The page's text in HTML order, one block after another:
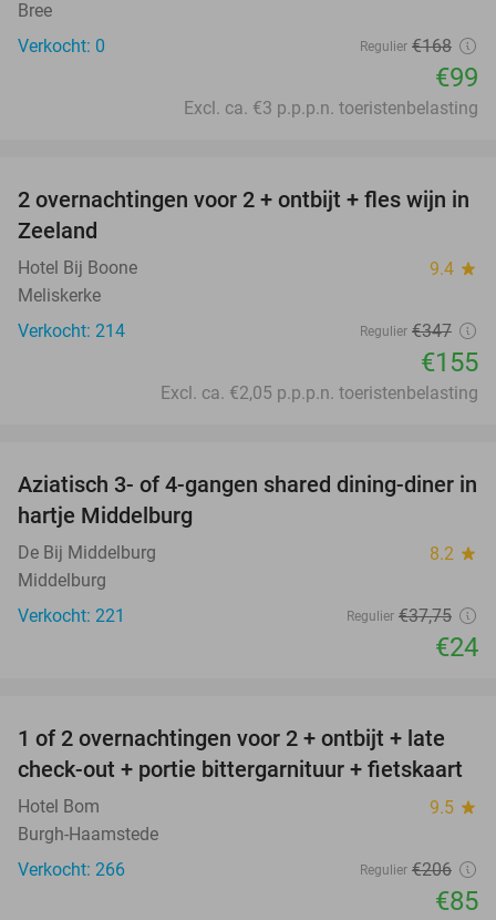
Bree
Verkocht: 0
Regulier €168
€99
Excl. ca. €3 p.p.p.n. toeristenbelasting
55%
2 overnachtingen voor 2 + ontbijt + fles wijn in
Zeeland
Hotel Bij Boone 9.4 star
Meliskerke
Verkocht: 214
Regulier €347
€155
Excl. ca. €2,05 p.p.p.n. toeristenbelasting
36%
Aziatisch 3- of 4-gangen shared dining-diner in
hartje Middelburg
De Bij Middelburg 8.2 star
Middelburg
Verkocht: 221
Regulier €37,75
€24
59%
1 of 2 overnachtingen voor 2 + ontbijt + late
check-out + portie bittergarnituur + fietskaart
Hotel Bom 9.5 star
Burgh-Haamstede
Verkocht: 266
Regulier €206
€85